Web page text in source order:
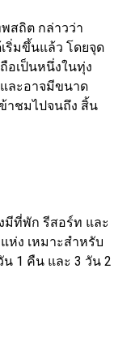
สถิต กล่าวว่า
ริ่มขึ้นแล้ว โดยจุด
อเป็นหนึ่งในทุ่ง
ละอาจมีขนาด
าชมไปจนถึง สิ้น
มีที่พัก รีสอร์ท และ
ห่ง เหมาะสำหรับ
1 คืน และ 3 วัน 2